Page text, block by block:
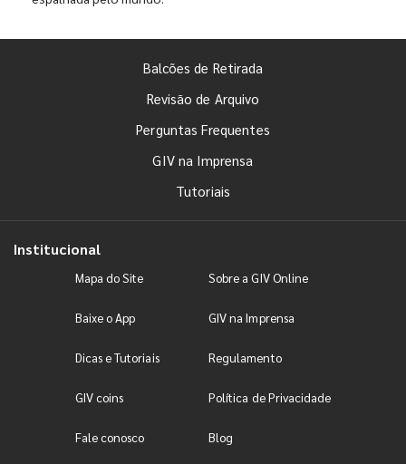
Balcões de Retirada
Revisão de Arquivo
Perguntas Frequentes
GIV na Imprensa
Tutoriais
Institucional
Mapa do Site Sobre a GIV Online
Baixe o App GIV na Imprensa
Dicas e Tutoriais Regulamento
GIV coins Política de Privacidade
Fale conosco Blog